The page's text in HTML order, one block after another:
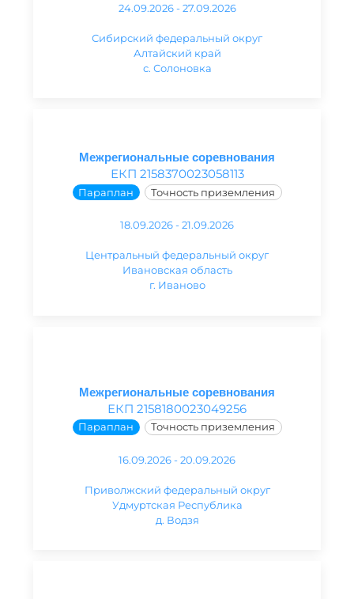
24.09.2026 - 27.09.2026
Сибирский федеральный округ
Алтайский край
с. Солоновка
Межрегиональные соревнования
ЕКП 2158370023058113
Параплан Точность приземления
18.09.2026 - 21.09.2026
Центральный федеральный округ
Ивановская область
г. Иваново
Межрегиональные соревнования
ЕКП 2158180023049256
Параплан Точность приземления
16.09.2026 - 20.09.2026
Приволжский федеральный округ
Удмуртская Республика
д. Водзя